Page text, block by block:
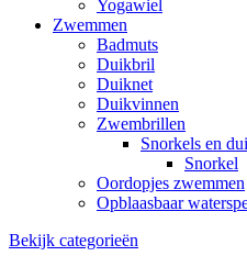
Yogawiel
Zwemmen
Badmuts
Duikbril
Duiknet
Duikvinnen
Zwembrillen
Snorkels en
Snorkel
Oordopjes zwemmen
Opblaasbaar
Bekijk categorieën